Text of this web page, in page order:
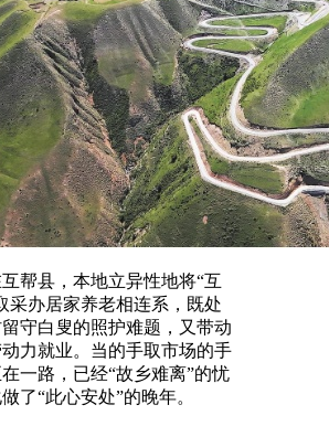
县，本地立异性地将“互
采办居家养老相连系，既处
守白叟的照护难题，又带动
力就业。当的手取市场的手
一路，已经“故乡难离”的忧
了“此心安处”的晚年。